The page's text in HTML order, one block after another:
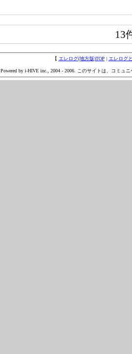
13
【 エレログ(地方版)TOP エレログ
Powered by i-HIVE inc., 2004 - 2006. このサイトは、コミュ